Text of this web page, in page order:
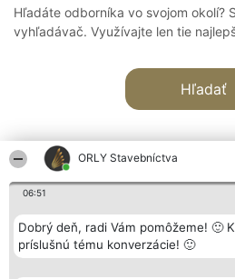
ORLY Stavebníctva
06:51
Dobrý deň, radi Vám pomôžeme! 🙂
príslušnú tému konverzácie! 🙂
Hľadáte odborníka vo svojom okolí?
vyhľadávač. Využívajte len tie
Hľadať
Organizátor hodnotenia
Bright Side Solutions sp. z o.
o. sp. k.
Wrocław 50-079
Hodnotenie
Laureáti
Lista
Laureatów